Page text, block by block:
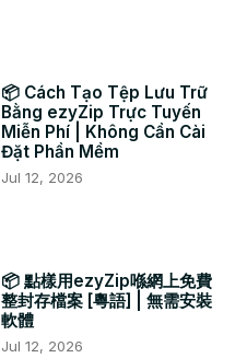
📦 Cách Tạo Tệp Lưu Trữ
Bằng ezyZip Trực Tuyến
Miễn Phí | Không Cần Cài
Đặt Phần Mềm
Jul 12, 2026
📦 點樣用ezyZip喺網上免費
整封存檔案 [粵語] | 無需安裝
軟體
Jul 12, 2026